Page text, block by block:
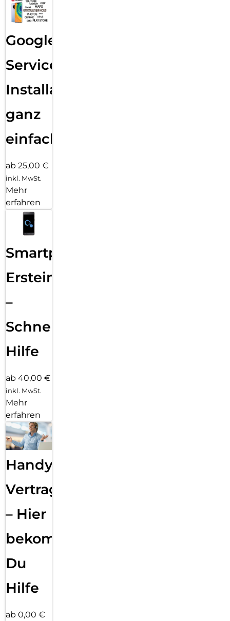
Google
Services
Installation
ganz
einfach
ab 25,00 €
inkl. MwSt.
Mehr
erfahren
Smartphone
Ersteinrichtung
–
Schnelle
Hilfe
ab 40,00 €
inkl. MwSt.
Mehr
erfahren
Handy
Vertragsabwicklung
– Hier
bekommst
Du
Hilfe
ab 0,00 €